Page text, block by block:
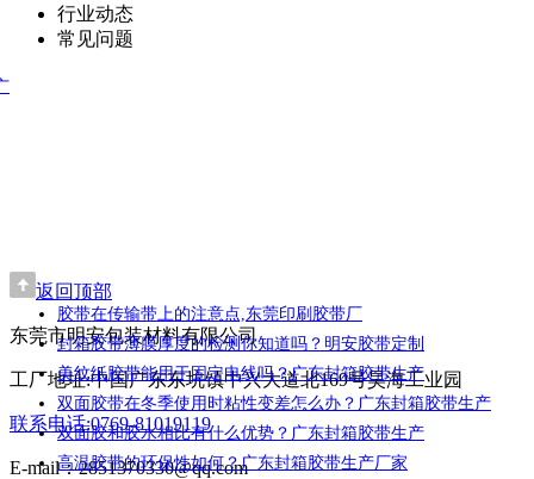
行业动态
常见问题
胶带在传输带上的注意点,东莞印刷胶带厂
封箱胶带薄膜厚度的检测你知道吗？明安胶带定制
美纹纸胶带能用于固定电线吗？广东封箱胶带生产
双面胶带在冬季使用时粘性变差怎么办？广东封箱胶带生产
双面胶和胶水相比有什么优势？广东封箱胶带生产
高温胶带的环保性如何？广东封箱胶带生产厂家
返回顶部
东莞市明安包装材料有限公司
工厂地址:中国广东东坑镇中兴大道北169号昊海工业园
联系电话:0769-81019119
E-mail：2851370330@qq.com